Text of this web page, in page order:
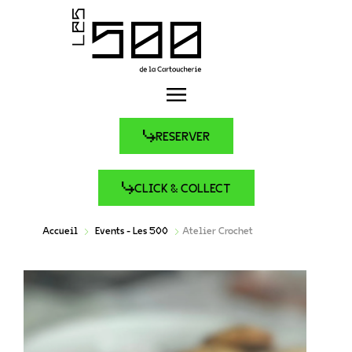
RESERVER
CLICK & COLLECT
Accueil Events - Les 500 Atelier Crochet